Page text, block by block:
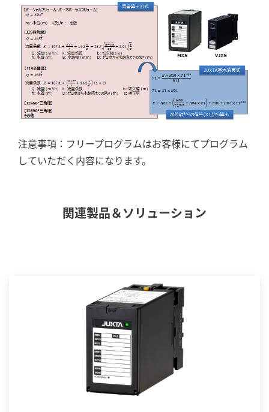
注意事項：フリープログラムはお客様にてプログラム
していただく内容になります。
関連製品＆ソリューション